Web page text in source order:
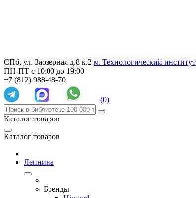
СПб, ул. Заозерная д.8 к.2 м. Технологический институт
ПН-ПТ с 10:00 до 19:00
+7 (812) 988-48-70
(0)
Каталог товаров
Каталог товаров
Лепнина
Бренды